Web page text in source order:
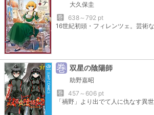
大久保圭
巻
638～792 pt
巻 双星の陰陽師
助野嘉昭
巻
457～606 pt